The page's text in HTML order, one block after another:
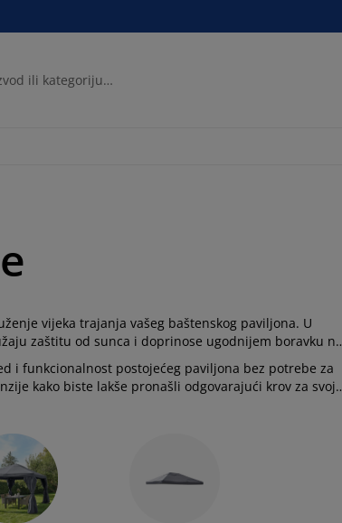
vijeka trajanja vašeg baštenskog paviljona. U
zaštitu od sunca i doprinose ugodnijem boravku na
i funkcionalnost postojećeg paviljona bez potrebe za
kako biste lakše pronašli odgovarajući krov za svoj